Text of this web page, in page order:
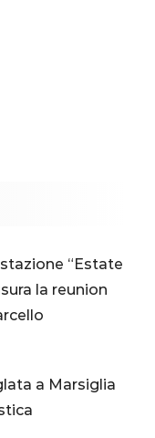
“Estate
la reunion
a Marsiglia